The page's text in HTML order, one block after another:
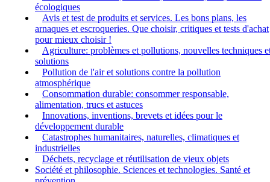
écologiques
Avis et test de produits et services. Les bons plans, les
arnaques et escroqueries. Que choisir, critiques et tests d'achat
pour mieux choisir !
Agriculture: problèmes et pollutions, nouvelles techniques
solutions
Pollution de l'air et solutions contre la pollution
atmosphérique
Consommation durable: consommer responsable,
alimentation, trucs et astuces
Innovations, inventions, brevets et idées pour le
développement durable
Catastrophes humanitaires, naturelles, climatiques et
industrielles
Déchets, recyclage et réutilisation de vieux objets
Société et philosophie. Sciences et technologies. Santé et